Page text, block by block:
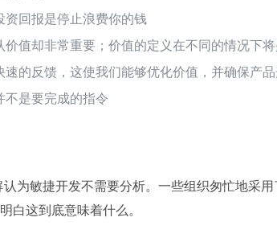
资回报是停止浪费你的钱
价值却非常重要；价值的定义在不同的情况下
速的反馈，这使我们能够优化价值，并确保产
不是要完成的指令
为敏捷开发不需要分析。一些组织匆忙地采
白这到底意味着什么。